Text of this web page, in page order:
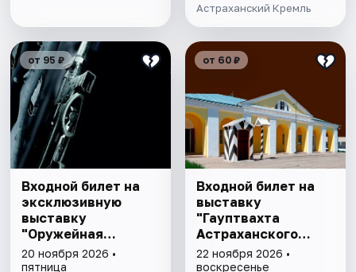
Астраханский Кремль
от 95 ₽
Входной билет на
эксклюзивную
выставку
"Оружейная
комната"
20 ноября 2026 •
пятница
от 60 ₽
Входной билет на
выставку
"Гауптвахта
Астраханского
гарнизона. XIX в."
22 ноября 2026 •
воскресенье